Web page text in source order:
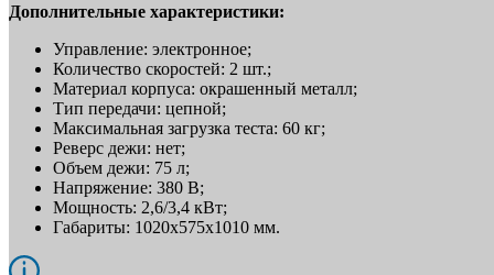
Дополнительные характеристики:
Управление: электронное;
Количество скоростей: 2 шт.;
Материал корпуса: окрашенный металл;
Тип передачи: цепной;
Максимальная загрузка теста: 60 кг;
Реверс дежи: нет;
Объем дежи: 75 л;
Напряжение: 380 В;
Мощность: 2,6/3,4 кВт;
Габариты: 1020x575x1010 мм.